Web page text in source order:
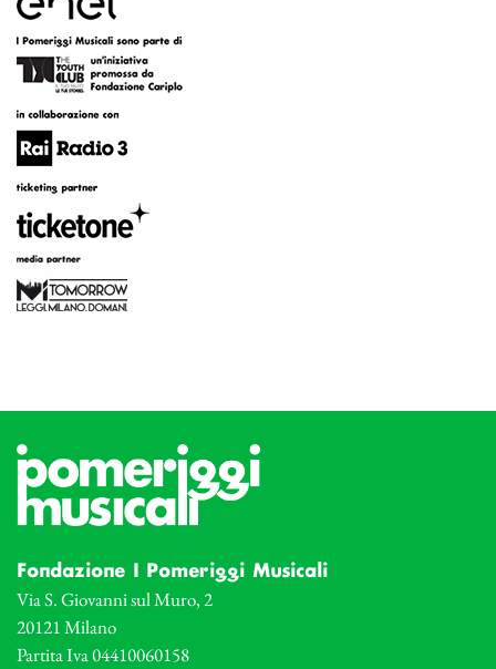
Fondazione I Pomeriggi Musicali
Via S. Giovanni sul Muro, 2
20121 Milano
Partita Iva 04410060158